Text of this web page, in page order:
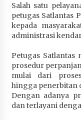
Pelatihan PDPP 2026
4 minggu ago
Terapkan “Polantas
Kepolisian yang
1 bulan ago
Capaian Program
Sumbawa Terus
Salah satu
petugas Satlantas
kepada
administrasi
Petugas Satlantas
prosedur
mulai dari
hingga penerbitan
Dengan adanya
dan terlayani